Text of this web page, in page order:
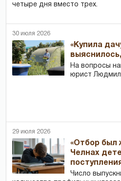
четыре дня вместо трех.
30 июля 2026
«Купила
На вопросы
юрист
29 июля 2026
«Отбор был
Челнах
Число